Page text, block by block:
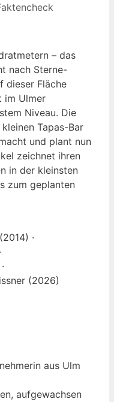
– das
nach Sterne-
dieser Fläche
im Ulmer
Niveau. Die
Tapas-Bar
und plant nun
zeichnet ihren
in der kleinsten
zum geplanten
·
(2026)
aus Ulm
aufgewachsen